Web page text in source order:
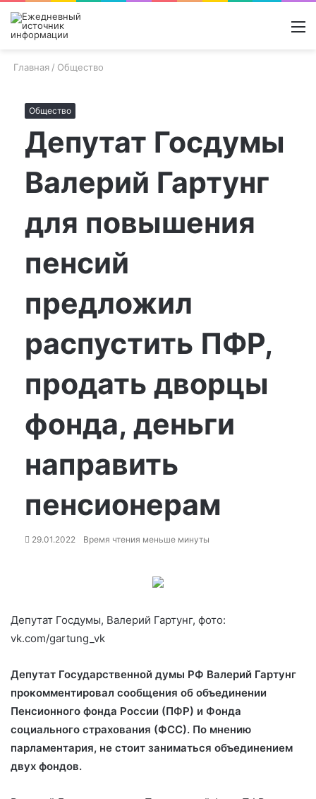
Поиск
Switch
Главная / Общество
Общество
Депутат Госдумы
Валерий Гартунг
для повышения
пенсий
предложил
распустить ПФР,
продать дворцы
фонда, деньги
направить
пенсионерам
29.01.2022 Время чтения меньше минуты
Депутат Госдумы, Валерий Гартунг, фото:
vk.com/gartung_vk
Депутат Государственной думы РФ Валерий Гартунг
прокомментировал сообщения об объединении
Пенсионного фонда России (ПФР) и Фонда
социального страхования (ФСС). По мнению
парламентария, не стоит заниматься объединением
двух фондов.